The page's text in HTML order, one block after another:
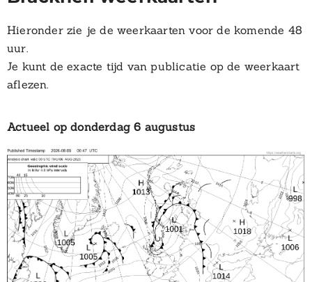
Hieronder zie je de weerkaarten voor de komende 48
uur.
Je kunt de exacte tijd van publicatie op de weerkaart
aflezen.
Actueel op donderdag 6 augustus